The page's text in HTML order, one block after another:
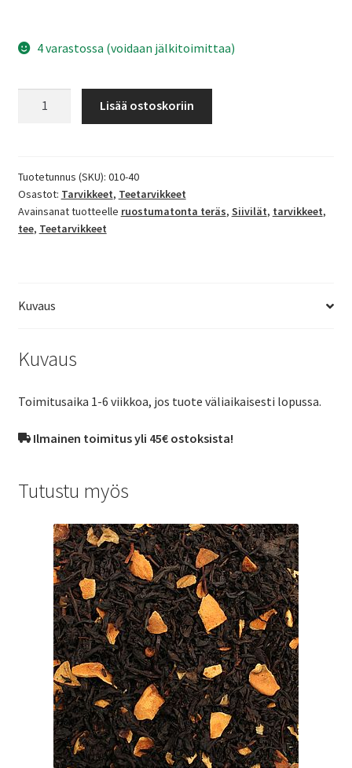
4 varastossa (voidaan jälkitoimittaa)
cm
määrä
Lisää ostoskoriin
Tuotetunnus (SKU): 010-40
Osastot: Tarvikkeet, Teetarvikkeet
Avainsanat tuotteelle ruostumatonta teräs, Siivilät, tarvikkeet,
tee, Teetarvikkeet
Kuvaus
Kuvaus
Toimitusaika 1-6 viikkoa, jos tuote väliaikaisesti lopussa.
Ilmainen toimitus yli 45€ ostoksista!
Tutustu myös